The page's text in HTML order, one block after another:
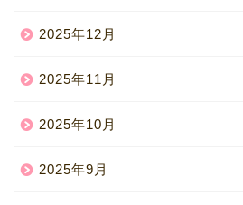
2025年12月
2025年11月
2025年10月
2025年9月